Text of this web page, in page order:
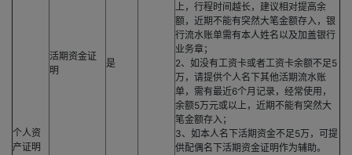
个人资
产证明
活期资金证
明
是
上，行程时间越长，建议相对提高余
额，近期不能有突然大笔金额存入，银
行流水账单需有本人姓名以及加盖银行
业务章；
2、如没有工资卡或者工资卡余额不足5
万，请提供个人名下其他活期流水账
单，需有最近6个月记录，经常使用，
余额5万元或以上，近期不能有突然大
笔金额存入；
3、如本人名下活期资金不足5万，可提
供配偶名下活期资金证明作为辅助。